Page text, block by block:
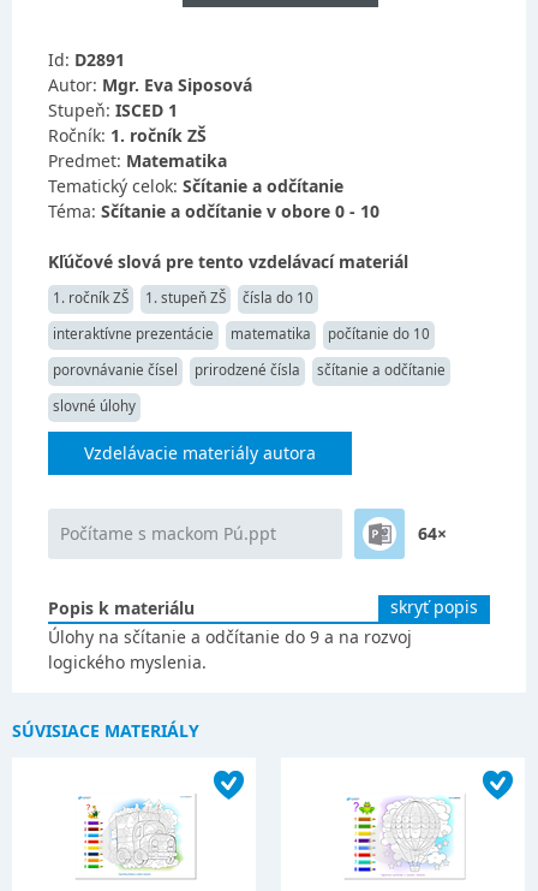
Id: D2891
Autor: Mgr. Eva Siposová
Stupeň: ISCED 1
Ročník: 1. ročník ZŠ
Predmet: Matematika
Tematický celok: Sčítanie a odčítanie
Téma: Sčítanie a odčítanie v obore 0 - 10
Kľúčové slová pre tento vzdelávací materiál
1. ročník ZŠ 1. stupeň ZŠ
čísla do 10
interaktívne prezentácie
matematika
počítanie do 10
porovnávanie čísel
prirodzené čísla
sčítanie a odčítanie
slovné úlohy
Vzdelávacie materiály autora
Počítame s mackom Pú.ppt 64×
Popis k materiálu
skryť popis
Úlohy na sčítanie a odčítanie do 9 a na rozvoj
logického myslenia.
SÚVISIACE MATERIÁLY